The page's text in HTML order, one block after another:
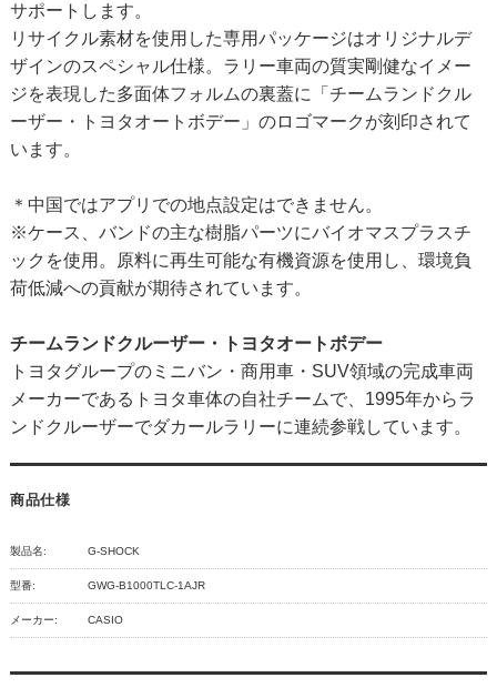
サポートします。
リサイクル素材を使用した専用パッケージはオリジナルデ
ザインのスペシャル仕様。ラリー車両の質実剛健なイメー
ジを表現した多面体フォルムの裏蓋に「チームランドクル
ーザー・トヨタオートボデー」のロゴマークが刻印されて
います。
＊中国ではアプリでの地点設定はできません。
※ケース、バンドの主な樹脂パーツにバイオマスプラスチ
ックを使用。原料に再生可能な有機資源を使用し、環境負
荷低減への貢献が期待されています。
チームランドクルーザー・トヨタオートボデー
トヨタグループのミニバン・商用車・SUV領域の完成車両
メーカーであるトヨタ車体の自社チームで、1995年からラ
ンドクルーザーでダカールラリーに連続参戦しています。
商品仕様
製品名: G-SHOCK
型番: GWG-B1000TLC-1AJR
メーカー: CASIO